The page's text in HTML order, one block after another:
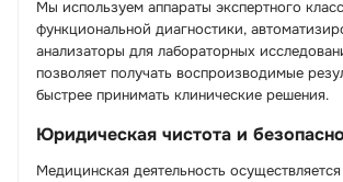
Мы используем аппараты экспертного
функциональной диагностики,
анализаторы для лабораторных
позволяет получать воспроизводимые
быстрее принимать клинические решения.
Юридическая чистота и
Медицинская деятельность